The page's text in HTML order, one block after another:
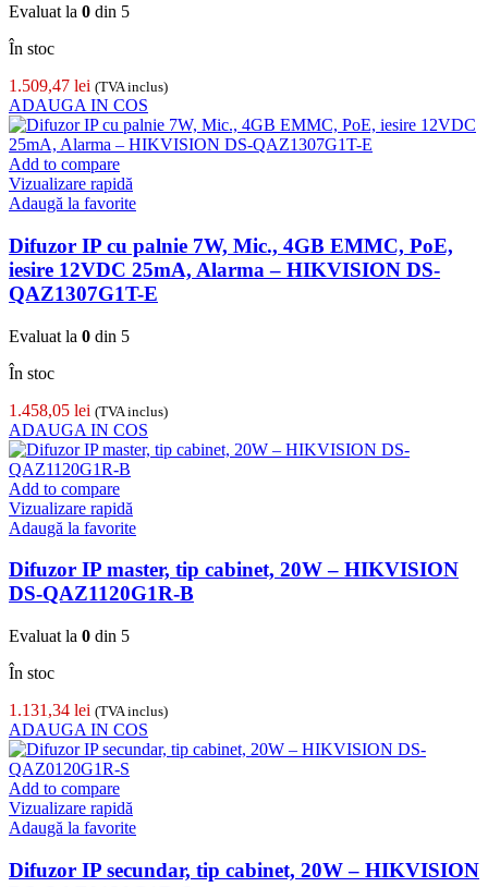
Evaluat la 0 din 5
În stoc
1.509,47 lei (TVA inclus)
ADAUGA IN COS
Add to compare
Vizualizare rapidă
Adaugă la favorite
Difuzor IP cu palnie 7W, Mic., 4GB EMMC, PoE,
iesire 12VDC 25mA, Alarma – HIKVISION DS-
QAZ1307G1T-E
Evaluat la 0 din 5
În stoc
1.458,05 lei (TVA inclus)
ADAUGA IN COS
Add to compare
Vizualizare rapidă
Adaugă la favorite
Difuzor IP master, tip cabinet, 20W – HIKVISION
DS-QAZ1120G1R-B
Evaluat la 0 din 5
În stoc
1.131,34 lei (TVA inclus)
ADAUGA IN COS
Add to compare
Vizualizare rapidă
Adaugă la favorite
Difuzor IP secundar, tip cabinet, 20W – HIKVISION